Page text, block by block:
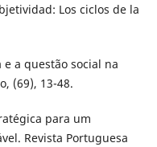
Los ciclos de la
e a questão social na
(69), 13-48.
para um
Revista Portuguesa